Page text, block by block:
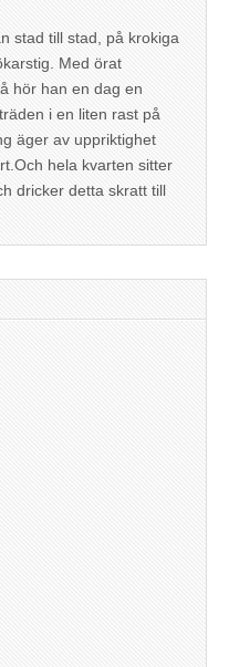
stad till stad, på krokiga
Med örat
hör han en dag en
i en liten rast på
äger av uppriktighet
hela kvarten sitter
dricker detta skratt till